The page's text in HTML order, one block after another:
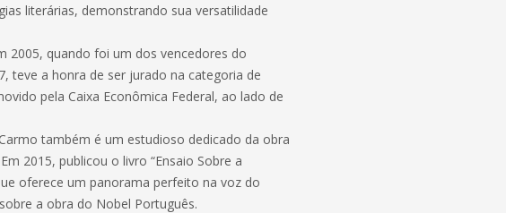
literárias, demonstrando sua versatilidade
2005, quando foi um dos vencedores do
teve a honra de ser jurado na categoria de
pela Caixa Econômica Federal, ao lado de
também é um estudioso dedicado da obra
2015, publicou o livro “Ensaio Sobre a
oferece um panorama perfeito na voz do
a obra do Nobel Português.